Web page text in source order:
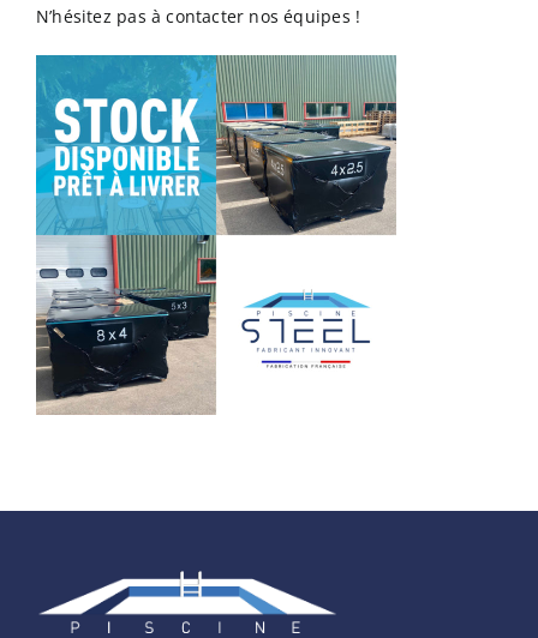
N’hésitez pas à contacter nos équipes !